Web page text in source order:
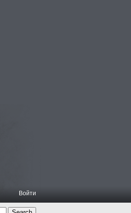
Войти